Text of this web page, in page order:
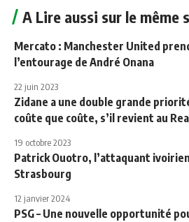
A Lire aussi sur le même
Mercato : Manchester United
l’entourage de André Onana
22 juin 2023
Zidane a une double grande
coûte que coûte, s’il revient au
19 octobre 2023
Patrick Ouotro, l’attaquant
Strasbourg
12 janvier 2024
PSG – Une nouvelle opportunité